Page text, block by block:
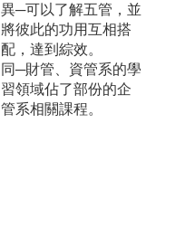
異─可以了解五管，並
將彼此的功用互相搭
配，達到綜效。
同─財管、資管系的學
習領域佔了部份的企
管系相關課程。